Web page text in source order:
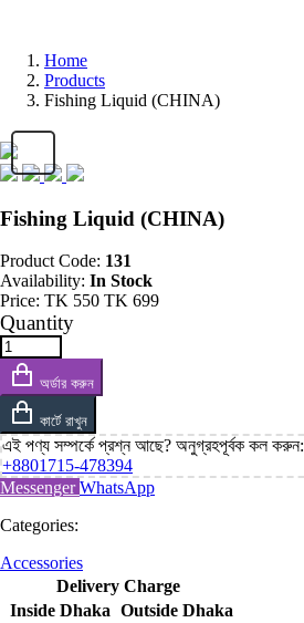
Home
Products
Fishing Liquid (CHINA)
Fishing Liquid (CHINA)
Product Code: 131
Availability: In Stock
Price: TK 550 TK 699
Quantity
অর্ডার করুন
কার্টে রাখুন
এই পণ্য সম্পর্কে প্রশ্ন আছে? অনুগ্রহপূর্বক কল করুন:
+8801715-478394
MessengerWhatsApp
Categories:
Accessories
Delivery Charge
Inside Dhaka Outside Dhaka